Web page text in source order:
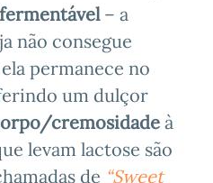
– a
não consegue
permanece no
um dulçor
cremosidade à
levam lactose são
de “Sweet